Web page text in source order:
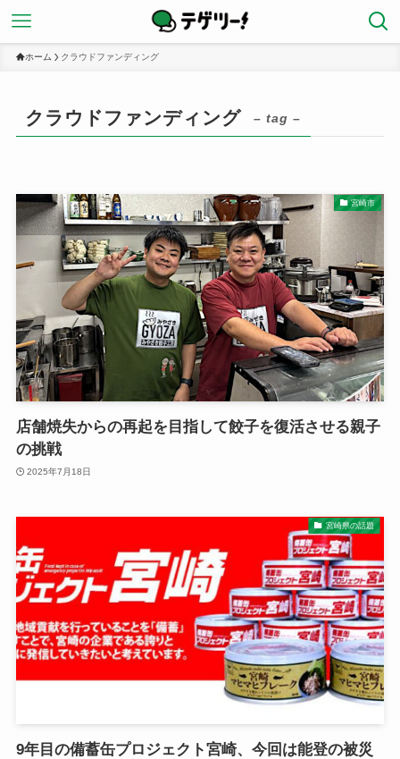
ホーム クラウドファンディング
クラウドファンディング – tag –
宮崎市
店舗焼失からの再起を目指して餃子を復活させる親子
の挑戦
2025年7月18日
宮崎県の話題
9年目の備蓄缶プロジェクト宮崎、今回は能登の被災